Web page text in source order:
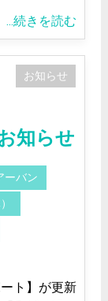
...続きを読む
知らせ
お知らせ
ーバン
ト】が更新